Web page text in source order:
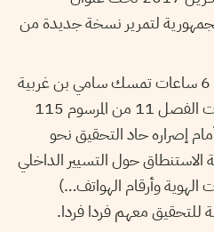
لتمرير نسخة جديدة من
أثناء التحقيق الذي دام حوالي 6 ساعات تمسك سامي بن غربية
بحماية مصادرنا وفقا لمقتضيات الفصل 11 من المرسوم 115
في 2 نوفمبر 2011. وأمام إصراره حاد التحقيق نحو
حول التسيير الداخلي
الهوية وأرقام الهواتف…)
للتحقيق معهم فردا فردا.